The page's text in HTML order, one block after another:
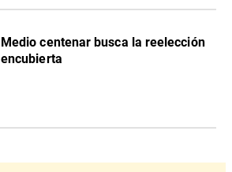
Medio centenar busca la reelección
encubierta